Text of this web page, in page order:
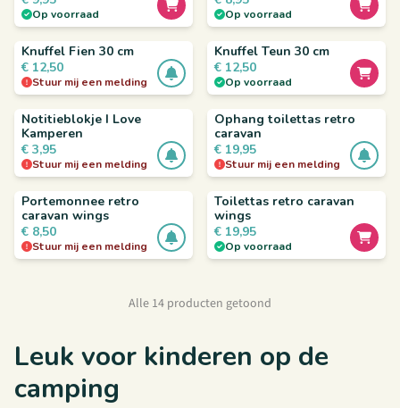
Op voorraad Op voorraad
Knuffel Fien 30 cm
Stuur mij een melding
€ 12,50
Knuffel Teun 30 cm
Op voorraad
€ 12,50
Notitieblokje I Love
Kamperen
Stuur mij een melding
€ 3,95
Ophang toilettas retro
caravan
Stuur mij een melding
€ 19,95
Portemonnee retro
caravan wings
Stuur mij een melding
€ 8,50
Toilettas retro caravan
wings
Op voorraad
€ 19,95
Alle 14 producten getoond
Leuk voor kinderen op de
camping